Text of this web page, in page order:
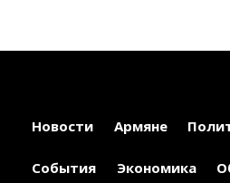
Новости Армяне
События Экономика